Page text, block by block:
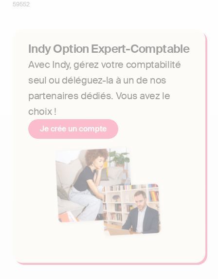
59552
Indy Option Expert-Comptable
Avec Indy, gérez votre comptabilité
seul ou déléguez-la à un de nos
partenaires dédiés. Vous avez le
choix !
Je crée un compte